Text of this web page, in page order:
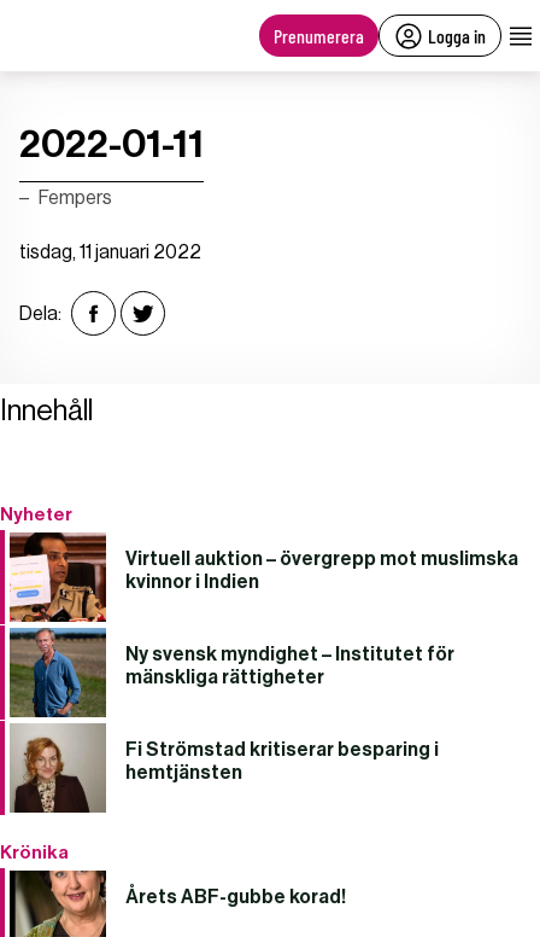
Prenumerera Logga in
2022-01-11
Fempers
tisdag, 11 januari 2022
Dela:
Innehåll
Nyheter
Virtuell auktion – övergrepp mot muslimska
kvinnor i Indien
Ny svensk myndighet – Institutet för
mänskliga rättigheter
Fi Strömstad kritiserar besparing i
hemtjänsten
Krönika
Årets ABF-gubbe korad!